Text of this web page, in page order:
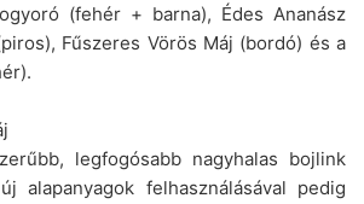
(fehér + barna), Édes Ananász
Fűszeres Vörös Máj (bordó) és a
legfogósabb nagyhalas bojlink
alapanyagok felhasználásával pedig